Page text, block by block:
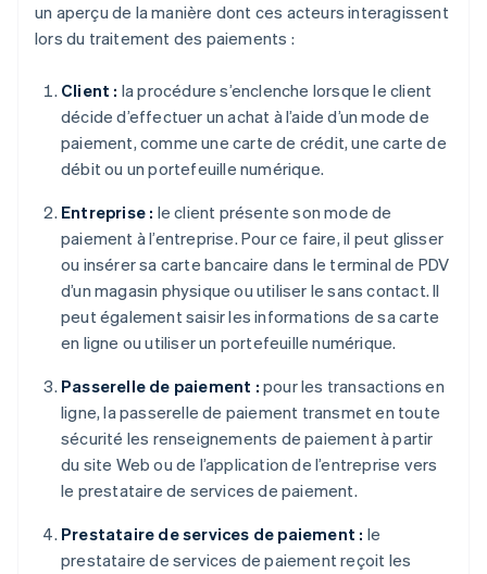
un aperçu de la manière dont ces acteurs interagissent
lors du traitement des paiements :
Client : la procédure s’enclenche lorsque le client
décide d’effectuer un achat à l’aide d’un mode de
paiement, comme une carte de crédit, une carte de
débit ou un portefeuille numérique.
Entreprise : le client présente son mode de
paiement à l’entreprise. Pour ce faire, il peut glisser
ou insérer sa carte bancaire dans le terminal de PDV
d’un magasin physique ou utiliser le sans contact. Il
peut également saisir les informations de sa carte
en ligne ou utiliser un portefeuille numérique.
Passerelle de paiement : pour les transactions en
ligne, la passerelle de paiement transmet en toute
sécurité les renseignements de paiement à partir
du site Web ou de l’application de l’entreprise vers
le prestataire de services de paiement.
Prestataire de services de paiement : le
prestataire de services de paiement reçoit les